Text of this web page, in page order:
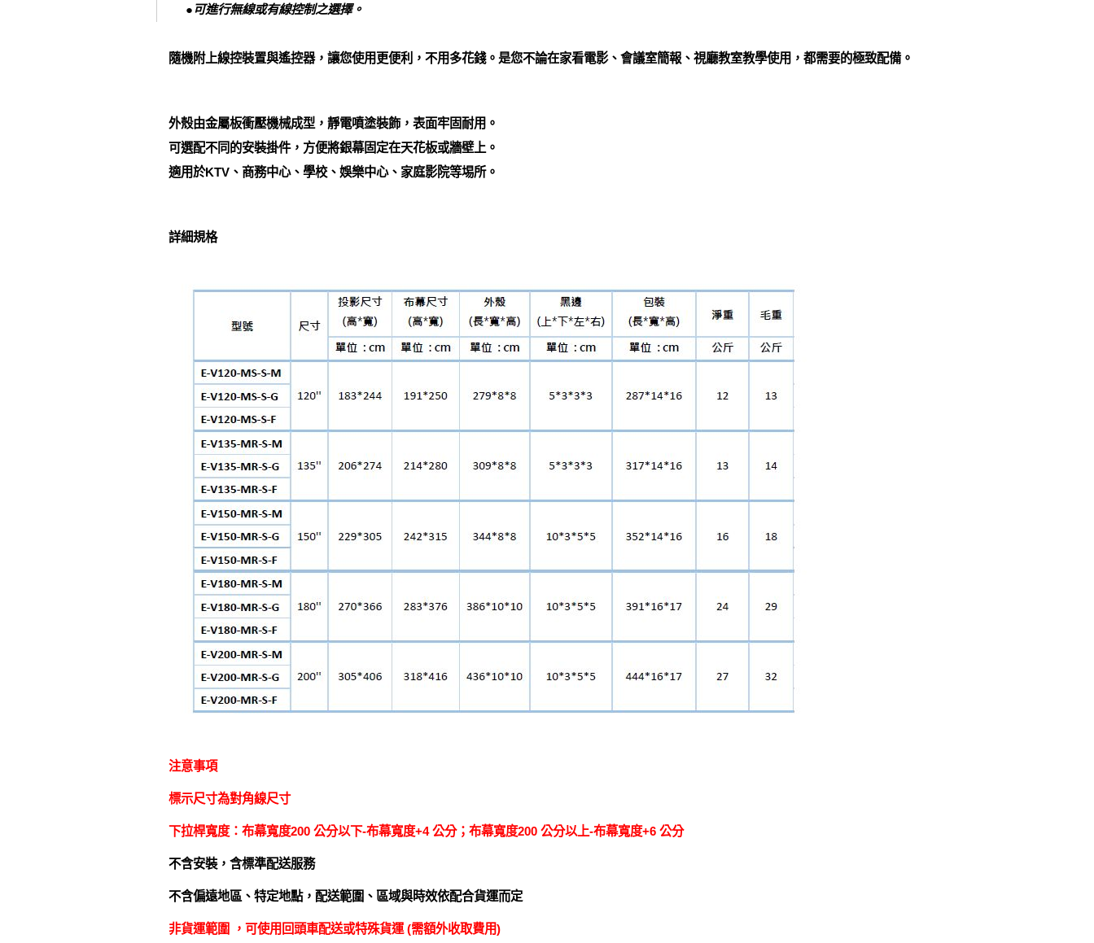
●可進行無線或有線控制之選擇。
隨機附上線控裝置與遙控器，讓您使用更便利，不用多花錢。是您不論在家看電影、會議室簡報、視廳教室教學使用，都需要的極致配備。
外殼由金屬板衝壓機械成型，靜電噴塗裝飾，表面牢固耐用。
可選配不同的安裝掛件，方便將銀幕固定在天花板或牆壁上。
適用於KTV、商務中心、學校、娛樂中心、家庭影院等埸所。
詳細規格
注意事項
標示尺寸為對角線尺寸
下拉桿寬度：布幕寬度200 公分以下-布幕寬度+4 公分；布幕寬度200 公分以上-布幕寬度+6 公分
不含安裝，含標準配送服務
不含偏遠地區、特定地點，配送範圍、區域與時效依配合貨運而定
非貨運範圍 ，可使用回頭車配送或特殊貨運 (需額外收取費用)